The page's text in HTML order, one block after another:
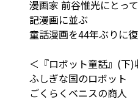
漫画家 前谷惟光にとっ
記漫画に並ぶ
童話漫画を44年ぶりに
＜『ロボット童話』(下)
ふしぎな国のロボット
ごくらくベニスの商人